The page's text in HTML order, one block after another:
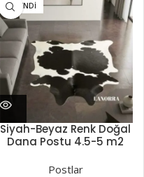
TÜKENDI
Siyah-Beyaz Renk Doğal
Dana Postu 4.5-5 m2
Postlar